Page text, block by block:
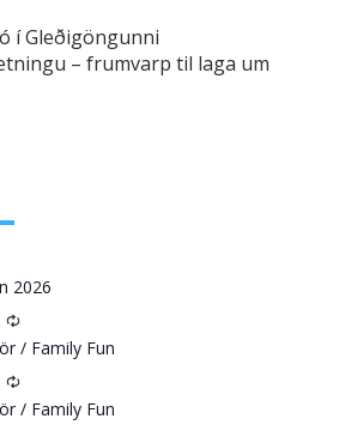
í Gleðigöngunni
– frumvarp til laga um
2026
Recurring
/ Family Fun
Recurring
/ Family Fun